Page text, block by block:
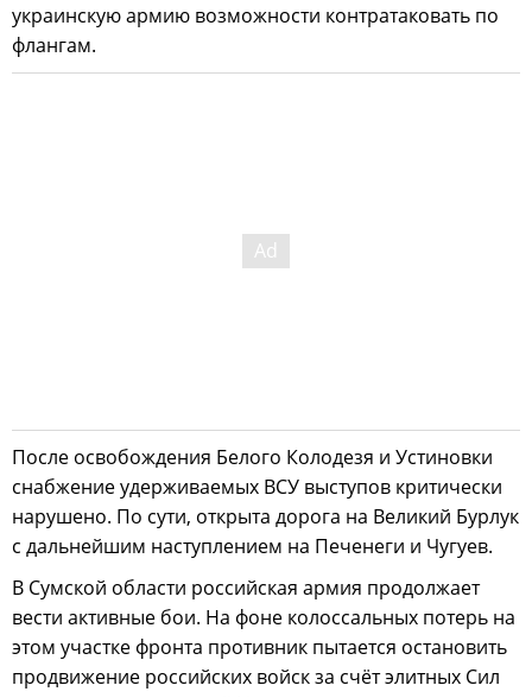
украинскую армию возможности контратаковать по
флангам.
После освобождения Белого Колодезя и Устиновки
снабжение удерживаемых ВСУ выступов критически
нарушено. По сути, открыта дорога на Великий Бурлук
с дальнейшим наступлением на Печенеги и Чугуев.
В Сумской области российская армия продолжает
вести активные бои. На фоне колоссальных потерь на
этом участке фронта противник пытается остановить
продвижение российских войск за счёт элитных Сил